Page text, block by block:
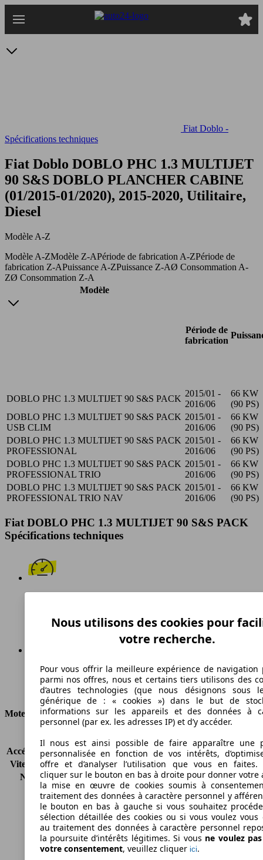
au
Fiat Doblo -
Spécifications techniques
Fiat Doblo DOBLO PHC 1.3 MULTIJET
90 S&S DOBLO PLANCHER CABINE
(01/2015-01/2020), 2015-2020, Utilitaire,
Diesel
Modèle A-Z
Modèle A-ZModèle Z-APériode de fabrication A-ZPériode de
fabrication Z-APuissance A-ZPuissance Z-AØ Consommation A-
ZØ Consommation Z-A
Modèle
Période de
fabrication
DOBLO PHC 1.3 MULTIJET 90 S&S PACK
2015/01 -
2016/06
66 KW
(90 PS)
DOBLO PHC 1.3 MULTIJET 90 S&S PACK
USB CLIM
2015/01 -
2016/06
66 KW
(90 PS)
DOBLO PHC 1.3 MULTIJET 90 S&S PACK
PROFESSIONAL
2015/01 -
2016/06
66 KW
(90 PS)
DOBLO PHC 1.3 MULTIJET 90 S&S PACK
PROFESSIONAL TRIO
2015/01 -
2016/06
66 KW
(90 PS)
DOBLO PHC 1.3 MULTIJET 90 S&S PACK
PROFESSIONAL TRIO NAV
2015/01 -
2016/06
66 KW
(90 PS)
Fiat DOBLO PHC 1.3 MULTIJET 90 S&S PACK
Spécifications techniques
Vitesse maximale
Diesel
Carburant
Moteur et Puissance
KW (CH)
66 kW (90 PS)
Accélération (0-100 km/h)
Vitesse maximale (km/h) 158 km/h
Nombre de vitesses
5
Couple
200 nm
Cylindrée
1248 ccm
Carburant
Diesel
Cylindres
4
Transmission
Boîte manuelle
Type de traction
Traction avant
Nous utilisons des cookies pour
votre recherche.
Pour vous offrir la meilleure expérience de navigation
parmi nos offres, nous et certains tiers utilisons des
d’autres technologies (que nous désignons sous
générique de : « cookies ») dans le but de
informations sur les appareils et des données à
personnel (par ex. les adresses IP) et d’y accéder.
Il nous est ainsi possible de faire apparaître une
personnalisée en fonction de vos intérêts,
offre et d’analyser l’utilisation que vous en faites.
cliquer sur le bouton en bas à droite pour donner votre
la mise en œuvre de cookies soumis à
traitement des données à caractère personnel y
le bouton en bas à gauche si vous souhaitez
sélection détaillée des cookies ou si vous voulez vous
au traitement des données à caractère personnel
la poursuite d’intérêts légitimes. Si vous ne voulez
votre consentement, veuillez cliquer ici.